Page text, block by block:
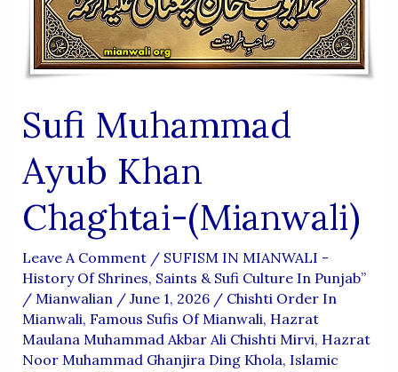
Sufi Muhammad
Ayub Khan
Chaghtai-(Mianwali)
Leave A Comment / SUFISM IN MIANWALI -
History Of Shrines, Saints & Sufi Culture In Punjab”
/ Mianwalian / June 1, 2026 / Chishti Order In
Mianwali, Famous Sufis Of Mianwali, Hazrat
Maulana Muhammad Akbar Ali Chishti Mirvi, Hazrat
Noor Muhammad Ghanjira Ding Khola, Islamic